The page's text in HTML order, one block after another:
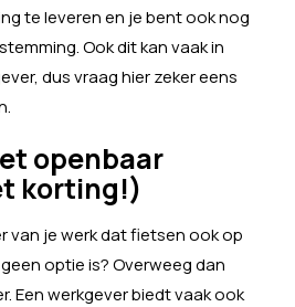
te leveren en je bent ook nog
Ook dit kan vaak in
dus vraag hier zeker eens
openbaar
korting!)
van je werk dat fietsen ook op
optie is? Overweeg dan
Een werkgever biedt vaak ook